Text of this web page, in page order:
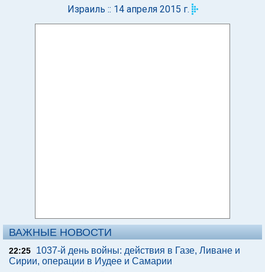
Израиль :: 14 апреля 2015 г.
ВАЖНЫЕ НОВОСТИ
22:25
1037-й день войны: действия в Газе, Ливане и
Сирии, операции в Иудее и Самарии